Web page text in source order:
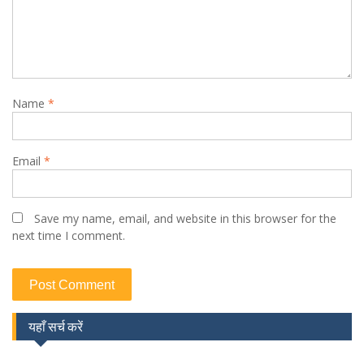
Name *
Email *
Save my name, email, and website in this browser for the
next time I comment.
यहाँ सर्च करें